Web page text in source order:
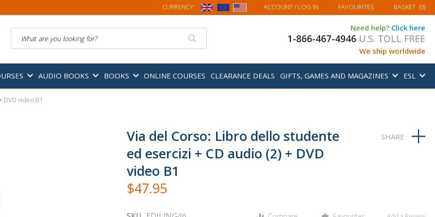
CURRENCY: ACCOUNT/ LOG IN FAVOURITES MY BASKET
BASKET (0)
Need help? Click here
1-866-467-4946 U.S. TOLL FREE
We ship worldwide
AUDIO BOOKS BOOKS ONLINE COURSES CLEARANCE DEALS GIFTS, GAMES AND MAGAZINES ESL
video B1
Via del Corso: Libro dello studente
ed esercizi + CD audio (2) + DVD
video B1
$47.95